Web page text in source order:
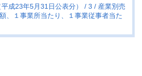
成23年5月31日公表分） 3
産業別売
、１事業所当たり、１事業従事者当た